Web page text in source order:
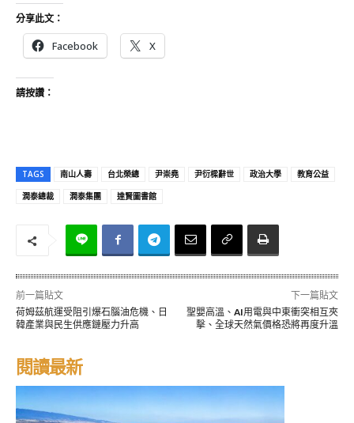
分享此文：
Facebook X
請按讚：
TAGS 南山人壽 台北榮總 尹崇堯 尹衍樑辭世 政治大學
教育公益
潤泰總裁
潤泰集團 達賢圖書館
前一篇貼文
荷姆茲航運受阻引爆石腦油危機、日
韓產業與民生供應鏈壓力升高
下一篇貼文
聖嬰高溫、AI用電與中東衝突相互夾
擊、全球天然氣價格恐將再度升溫
閱讀最新